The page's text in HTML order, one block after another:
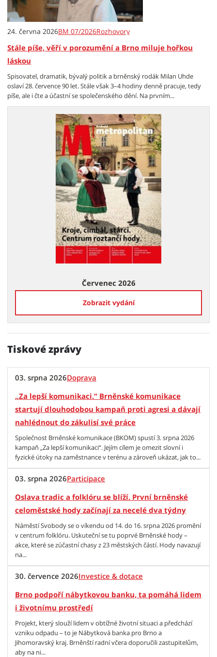
24. června 2026BM 07/2026Rozhovory
Stále píše, věří v porozumění a Brno miluje hořkou
láskou
Spisovatel, dramatik, bývalý politik a brněnský rodák Milan Uhde
oslaví 28. července 90 let. Stále však 3–4 hodiny denně pracuje, tedy
píše, ale i čte a účastní se společenského dění. Na prvním...
Červenec 2026
Zobrazit vydání
Tiskové zprávy
03. srpna 2026Doprava
„Za lepší komunikaci.“ Brněnské komunikace
startují dlouhodobou kampaň proti agresi a dávají
nahlédnout do zákulisí své práce
Společnost Brněnské komunikace (BKOM) spustí 3. srpna 2026
kampaň „Za lepší komunikaci“. Jejím cílem je omezit slovní i
fyzické útoky na zaměstnance v terénu a zároveň ukázat, jak to...
03. srpna 2026Participace
Oslava tradic a folklóru se blíží. První brněnské
celoměstské hody začínají za necelé dva týdny
Náměstí Svobody se o víkendu od 14. do 16. srpna 2026 promění
v centrum folklóru. Uskuteční se tu poprvé Brněnské hody –
akce, které se zúčastní chasy z 23 městských částí. Hody navazují
na...
30. července 2026Investice & dotace
Brno podpoří nábytkovou banku, ta pomáhá lidem
i životnímu prostředí
Projekt, který slouží lidem v obtížné životní situaci a předchází
vzniku odpadu – to je Nábytková banka pro Brno a
Jihomoravský kraj. Brněnští radní včera doporučili zastupitelům,
aby na ni...